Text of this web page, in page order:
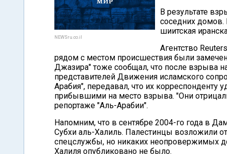
NEWSru.co.il
В результате
соседних домов.
шиитская
Агентство
рядом с местом происшествия были
Джазира" тоже сообщал, что после взрыва
представителей Движения исламского
Арабия", передавал, что их корреспонденту
прибывшими на место взрыва. "Они
репортаже "Аль-Арабии".
Напомним, что в сентябре 2004-го года в
Субхи аль-Халиль. Палестинцы возложили
спецслужбы, но никаких неопровержимых
Халиля опубликовано не было.